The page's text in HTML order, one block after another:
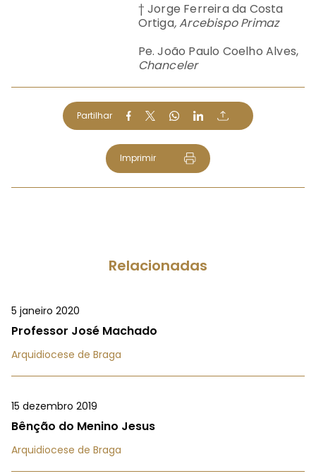
† Jorge Ferreira da Costa
Ortiga, Arcebispo Primaz
Pe. João Paulo Coelho Alves,
Chanceler
Partilhar
Imprimir
Relacionadas
5 janeiro 2020
Professor José Machado
Arquidiocese de Braga
15 dezembro 2019
Bênção do Menino Jesus
Arquidiocese de Braga